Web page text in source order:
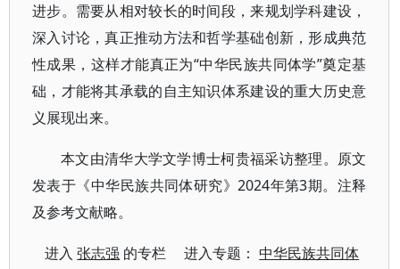
进步。需要从相对较长的时间段，来规划学科建设，
深入讨论，真正推动方法和哲学基础创新，形成典范
性成果，这样才能真正为“中华民族共同体学”奠定基
础，才能将其承载的自主知识体系建设的重大历史意
义展现出来。
本文由清华大学文学博士柯贵福采访整理。原文
发表于《中华民族共同体研究》2024年第3期。注释
及参考文献略。
进入张志强 的专栏 进入专题：中华民族共同体